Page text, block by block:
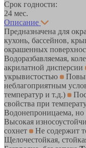
Срок годности:
24 мес.
Описание
Предназначена для
кухонь, бассейнов,
окрашенных
Водоразбавляемая,
акрилатной дисперсии
укрывистостью
неблагоприятным
температур и т.д.)
свойства при
Водонепроницаема, но
Высокая
сохнет
Не содержит
Щелочестойкая,